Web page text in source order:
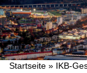
Startseite » IKB-